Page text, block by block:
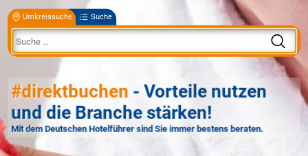
Umkreissuche Suche
#direktbuchen - Vorteile nutzen
und die Branche stärken!
Mit dem Deutschen Hotelführer sind Sie immer bestens beraten.